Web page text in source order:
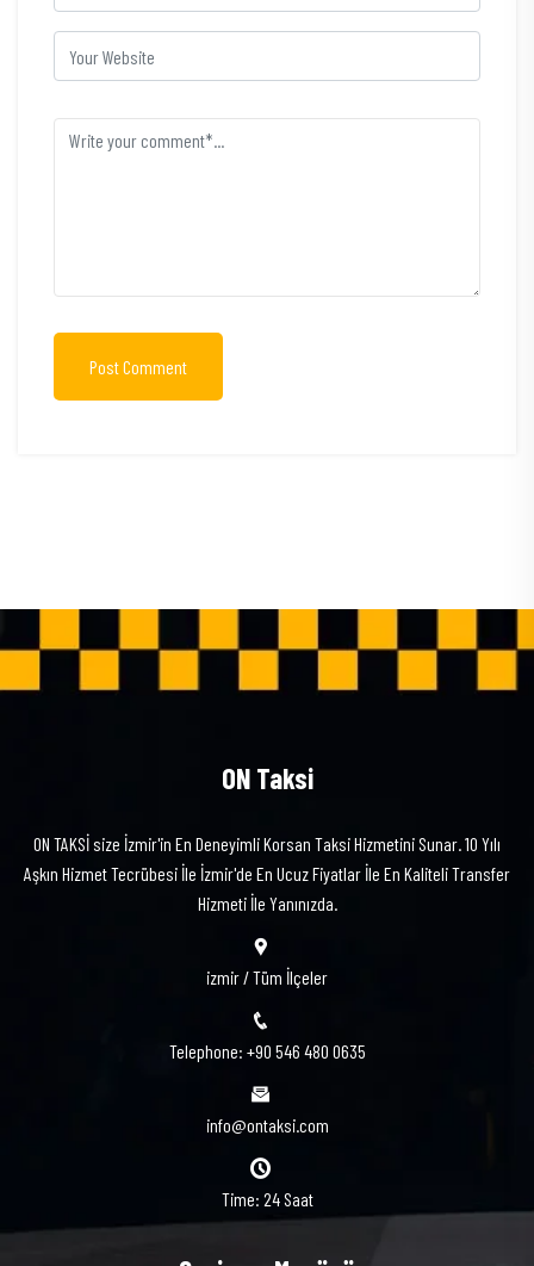
Post Comment
ON Taksi
ON TAKSİ size İzmir'in En Deneyimli Korsan Taksi Hizmetini Sunar. 10 Yılı
Aşkın Hizmet Tecrübesi İle İzmir'de En Ucuz Fiyatlar İle En Kaliteli Transfer
Hizmeti İle Yanınızda.
izmir / Tüm İlçeler
Telephone: +90 546 480 0635
info@ontaksi.com
Time: 24 Saat